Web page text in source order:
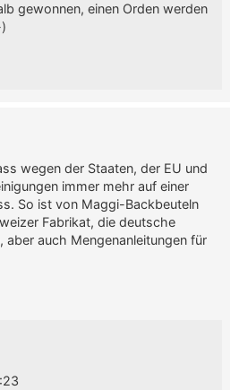
gewonnen, einen Orden werden
wegen der Staaten, der EU und
immer mehr auf einer
So ist von Maggi-Backbeuteln
Fabrikat, die deutsche
aber auch Mengenanleitungen für